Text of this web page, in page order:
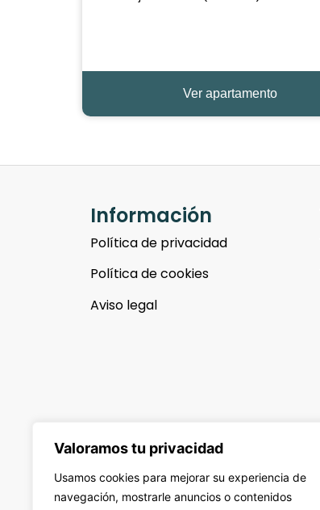
Valoramos tu privacidad
Usamos cookies para mejorar su experiencia de
navegación, mostrarle anuncios o contenidos
Ver apartamento
Información
Política de privacidad
Política de cookies
Aviso legal